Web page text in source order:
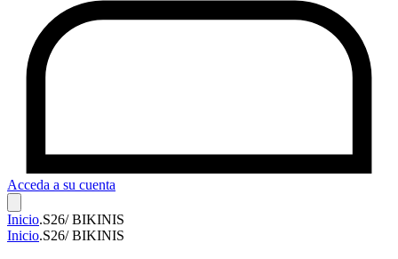
Acceda a su cuenta
Inicio.S26/ BIKINIS
Inicio.S26/ BIKINIS